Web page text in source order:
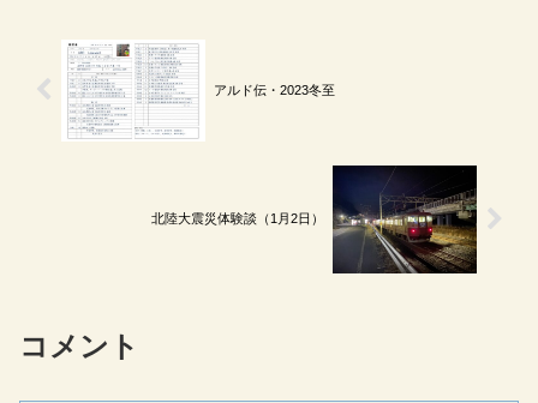
アルド伝・2023冬至
北陸大震災体験談（1月2日）
コメント